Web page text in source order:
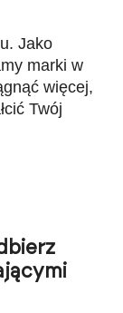
Jako
marki w
więcej,
Twój